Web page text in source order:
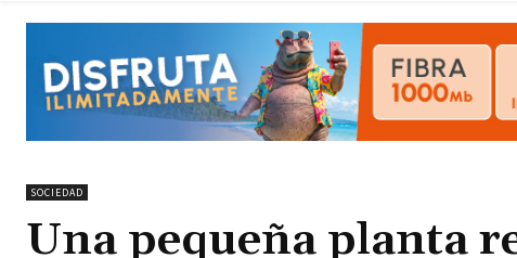
SOCIEDAD
Una pequeña planta